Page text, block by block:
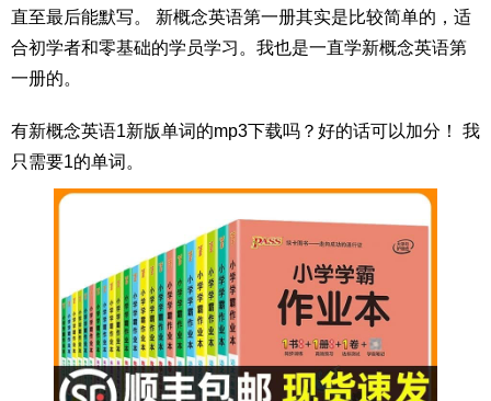
直至最后能默写。 新概念英语第一册其实是比较简单的，适
合初学者和零基础的学员学习。我也是一直学新概念英语第
一册的。
有新概念英语1新版单词的mp3下载吗？好的话可以加分！ 我
只需要1的单词。